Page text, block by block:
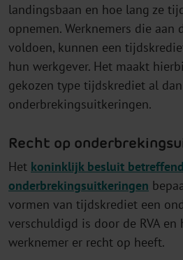
landingsbaan en hoe lang ze
opnemen. Werknemers die aan
voldoen, kunnen een
hun werkgever. Het maakt
gekozen type tijdskrediet al
onderbrekingsuitkeringen.
Recht op
Het koninklijk besluit
onderbrekingsuitkeringen
vormen van tijdskrediet een
verschuldigd is door de RVA en
werknemer er recht op heeft.